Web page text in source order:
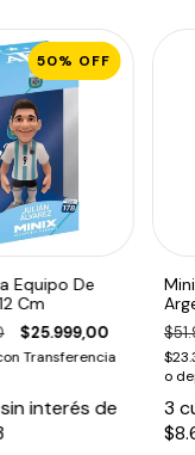
50% OFF
Equipo De
Cm
$25.999,00
Transferencia
interés de
o
3